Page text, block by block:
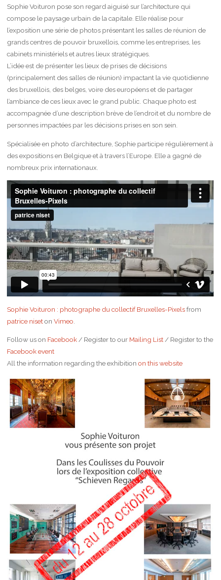
Sophie Voituron pose son regard aiguisé sur l’architecture qui
compose le paysage urbain de la capitale. Elle réalise pour
l’exposition une série de photos présentant les salles de réunion de
grands centres de pouvoir bruxellois, comme les entreprises, les
cabinets ministériels et autres lieux stratégiques.
L’idée est de présenter les lieux de prises de décisions
(principalement des salles de réunion) impactant la vie quotidienne
des bruxellois, des belges, voire des européens et de partager
l’ambiance de ces lieux avec le grand public. Chaque photo est
accompagnée d’une description brève de l’endroit et du nombre de
personnes impactées par les décisions prises en son sein.
Spécialisée en photo d’architecture, Sophie participe régulièrement à
des expositions en Belgique et à travers l’Europe. Elle a gagné de
nombreux prix internationaux.
Sophie Voituron : photographe du collectif Bruxelles-Pixelsfrom
patrice nisetonVimeo
Follow us on Facebook / Register to our Mailing List / Register to the
Facebook event
All the information regarding the exhibitionon this website